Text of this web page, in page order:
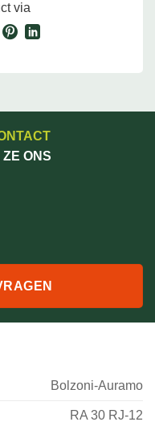
via
ONS
Bolzoni-Auramo
RA 30 RJ-12